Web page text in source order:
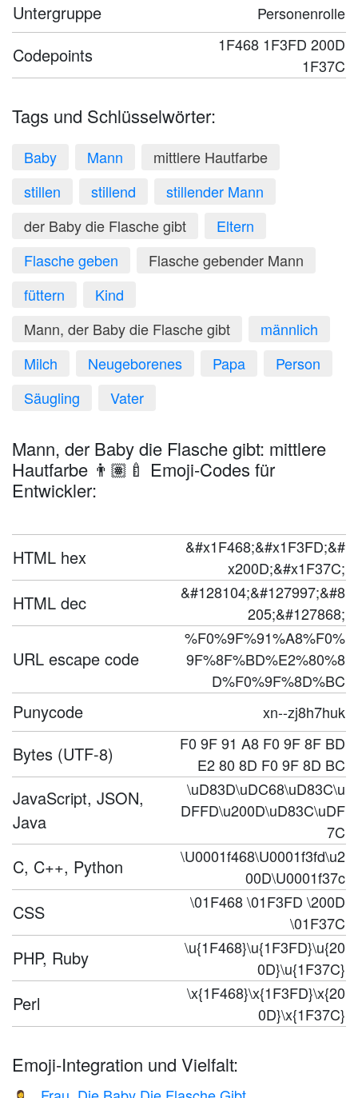
Untergruppe Personenrolle
Codepoints
1F468 1F3FD 200D
1F37C
Tags und Schlüsselwörter:
Baby Mann
mittlere Hautfarbe
stillen
stillend
stillender Mann
der Baby die Flasche gibt
Eltern
Flasche geben
Flasche gebender Mann
füttern
Kind
Mann, der Baby die Flasche gibt
männlich
Milch
Neugeborenes Papa
Person
Säugling
Vater
Mann, der Baby die Flasche gibt: mittlere
Hautfarbe 👨🏽‍🍼 Emoji-Codes für
Entwickler:
HTML hex
&#x1F468;&#x1F3FD;&#
x200D;&#x1F37C;
HTML dec
&#128104;&#127997;&#8
205;&#127868;
URL escape code
%F0%9F%91%A8%F0%
9F%8F%BD%E2%80%8
D%F0%9F%8D%BC
Punycode xn--zj8h7huk
Bytes (UTF-8)
F0 9F 91 A8 F0 9F 8F BD
E2 80 8D F0 9F 8D BC
JavaScript, JSON,
Java
\uD83D\uDC68\uD83C\u
DFFD\u200D\uD83C\uDF
7C
C, C++, Python
\U0001f468\U0001f3fd\u2
00D\U0001f37c
CSS
\01F468 \01F3FD \200D
\01F37C
PHP, Ruby
\u{1F468}\u{1F3FD}\u{20
0D}\u{1F37C}
Perl
\x{1F468}\x{1F3FD}\x{20
0D}\x{1F37C}
Emoji-Integration und Vielfalt: